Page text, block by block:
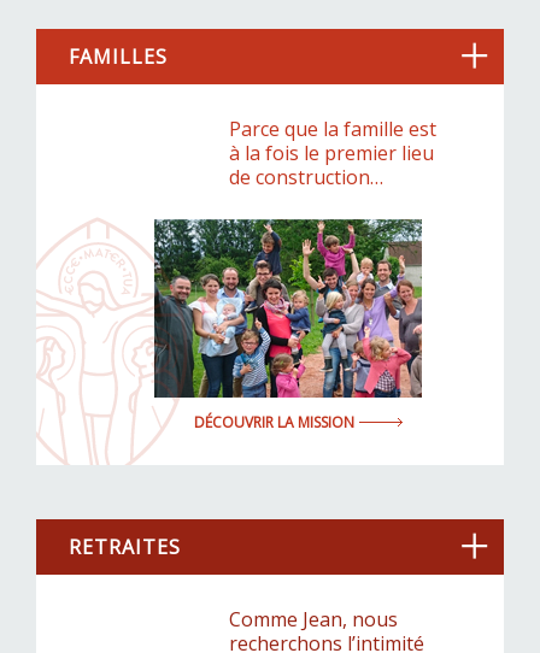
FAMILLES
Parce que la famille est
à la fois le premier lieu
de construction…
DÉCOUVRIR LA MISSION
RETRAITES
Comme Jean, nous
recherchons l’intimité